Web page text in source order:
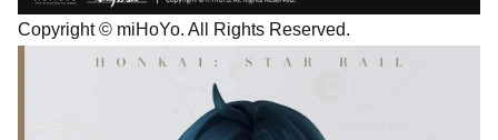
Copyright © miHoYo. All Rights Reserved.